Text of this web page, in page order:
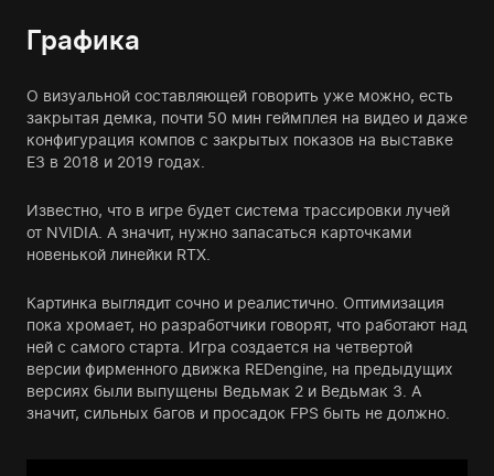
Графика
О визуальной составляющей говорить уже можно, есть
закрытая демка, почти 50 мин геймплея на видео и даже
конфигурация компов с закрытых показов на выставке
Е3 в 2018 и 2019 годах.
Известно, что в игре будет система трассировки лучей
от NVIDIA. А значит, нужно запасаться карточками
новенькой линейки RTX.
Картинка выглядит сочно и реалистично. Оптимизация
пока хромает, но разработчики говорят, что работают над
ней с самого старта. Игра создается на четвертой
версии фирменного движка REDengine, на предыдущих
версиях были выпущены Ведьмак 2 и Ведьмак 3. А
значит, сильных багов и просадок FPS быть не должно.